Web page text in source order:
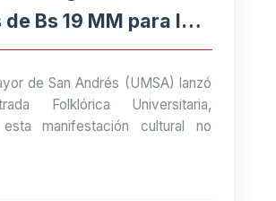
Bs 19 MM para la
de San Andrés (UMSA) lanzó
Folklórica Universitaria,
manifestación cultural no